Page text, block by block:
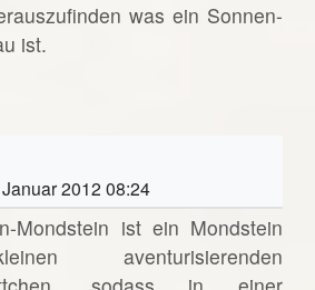
was ein Sonnen-
ist.
2012 08:24
Mondstein ist ein Mondstein
aventurisierenden